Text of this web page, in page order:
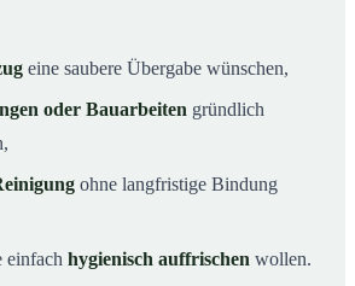
eine saubere Übergabe wünschen,
oder Bauarbeiten gründlich
ohne langfristige Bindung
einfach hygienisch auffrischen wollen.